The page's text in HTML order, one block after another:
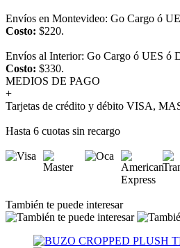
Envíos en Montevideo: Go Cargo ó
Costo: $220.
Envíos al Interior: Go Cargo ó UES ó
Costo: $330.
MEDIOS DE PAGO
+
Tarjetas de crédito y débito VISA,
Hasta 6 cuotas sin recargo
También te puede interesar